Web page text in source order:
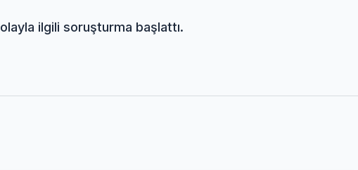
ilgili soruşturma başlattı.